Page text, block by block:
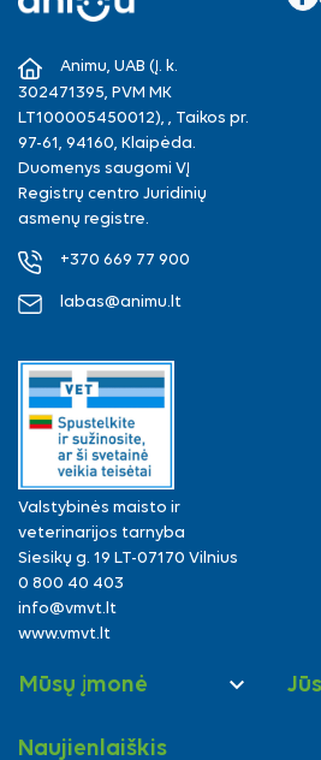
Animu, UAB (Į. k.
302471395, PVM MK
LT100005450012), , Taikos pr.
97-61, 94160, Klaipėda.
Duomenys saugomi VĮ
Registrų centro Juridinių
asmenų registre.
+370 669 77 900
labas@animu.lt
Valstybinės maisto ir
veterinarijos tarnyba
Siesikų g. 19 LT-07170 Vilnius
0 800 40 403
info@vmvt.lt
www.vmvt.lt
Mūsų įmonė 
Naujienlaiškis